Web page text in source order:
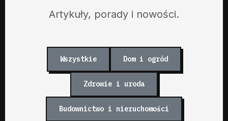
Artykuły, porady i nowości.
Wszystkie Dom i ogród
Zdrowie i uroda
Budownictwo i nieruchomości